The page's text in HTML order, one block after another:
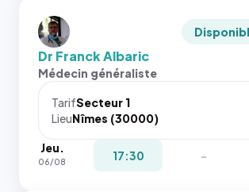
Dr Franck Albaric
Médecin généraliste
TarifSecteur 1
LieuNîmes (30000)
Jeu.
06/08 17:30 -